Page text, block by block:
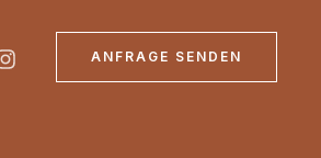
ANFRAGE SENDEN